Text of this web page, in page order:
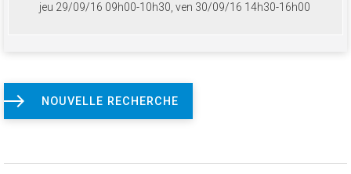
jeu 29/09/16 09h00-10h30, ven 30/09/16 14h30-16h00
NOUVELLE RECHERCHE